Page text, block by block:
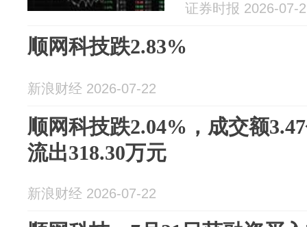
证券时报 2026-07-
顺网科技跌2.83%
新浪财经 2026-07-22
顺网科技跌2.04%，成交额
流出318.30万元
新浪财经 2026-07-22